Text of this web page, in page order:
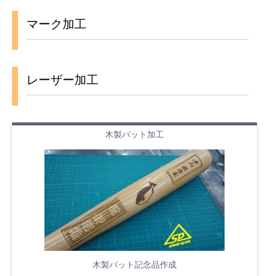
マーク加工
レーザー加工
木製バット加工
木製バット記念品作成